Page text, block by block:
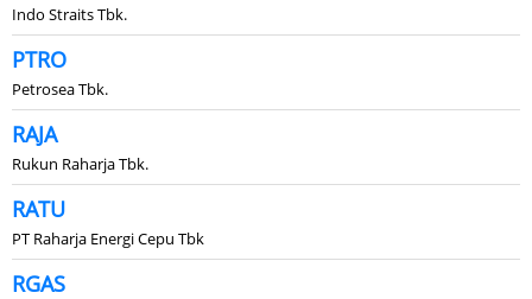
Indo Straits Tbk.
PTRO
Petrosea Tbk.
RAJA
Rukun Raharja Tbk.
RATU
PT Raharja Energi Cepu Tbk
RGAS